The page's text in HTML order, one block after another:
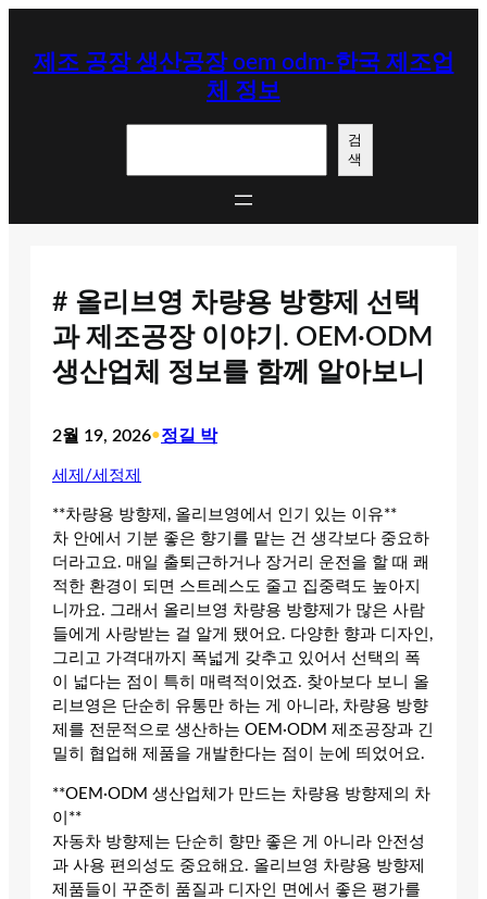
제조 공장 생산공장 oem odm-한국 제조업
체 정보
검
색
# 올리브영 차량용 방향제 선택
과 제조공장 이야기. OEM·ODM
생산업체 정보를 함께 알아보니
2월 19, 2026•정길 박
세제/세정제
**차량용 방향제, 올리브영에서 인기 있는 이유**
차 안에서 기분 좋은 향기를 맡는 건 생각보다 중요하
더라고요. 매일 출퇴근하거나 장거리 운전을 할 때 쾌
적한 환경이 되면 스트레스도 줄고 집중력도 높아지
니까요. 그래서 올리브영 차량용 방향제가 많은 사람
들에게 사랑받는 걸 알게 됐어요. 다양한 향과 디자인,
그리고 가격대까지 폭넓게 갖추고 있어서 선택의 폭
이 넓다는 점이 특히 매력적이었죠. 찾아보다 보니 올
리브영은 단순히 유통만 하는 게 아니라, 차량용 방향
제를 전문적으로 생산하는 OEM·ODM 제조공장과 긴
밀히 협업해 제품을 개발한다는 점이 눈에 띄었어요.
**OEM·ODM 생산업체가 만드는 차량용 방향제의 차
이**
자동차 방향제는 단순히 향만 좋은 게 아니라 안전성
과 사용 편의성도 중요해요. 올리브영 차량용 방향제
제품들이 꾸준히 품질과 디자인 면에서 좋은 평가를